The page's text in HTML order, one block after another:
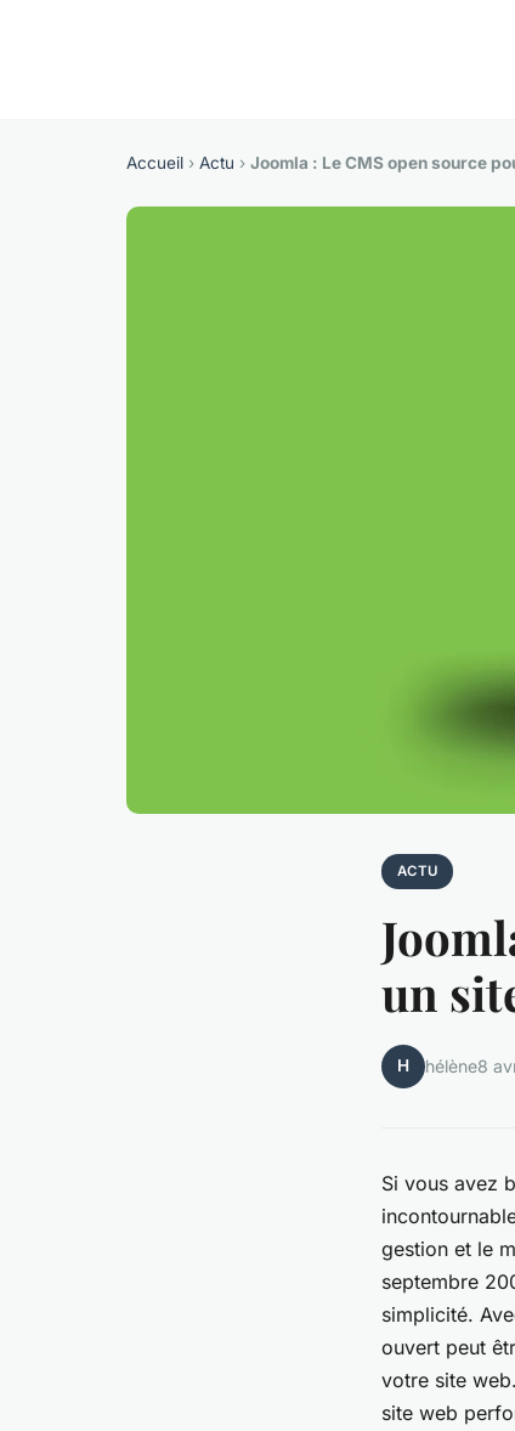
Accueil › Actu › Joomla : Le CMS open source
ACTU
un
H hélène8
Si vous avez
gestion et le
septembre
simplicité.
ouvert peut
votre site
site web